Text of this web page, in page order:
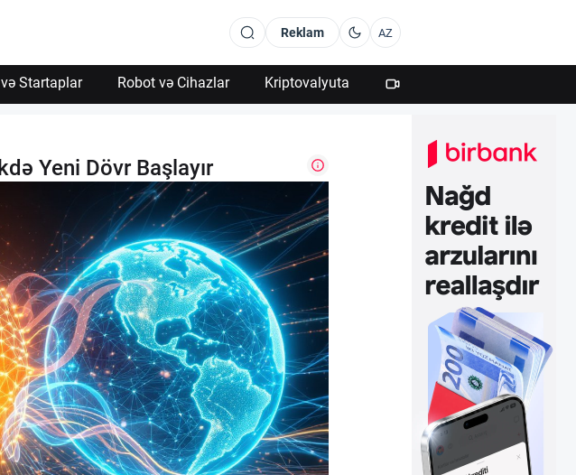
Reklam AZ
Startaplar Robot və Cihazlar Kriptovalyuta
Yeni Dövr Başlayır